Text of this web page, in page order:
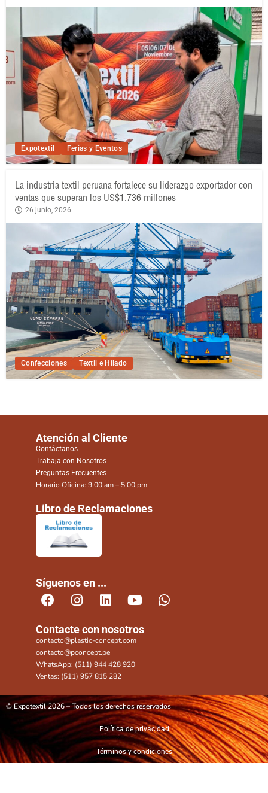
Expotextil Ferias y Eventos
Confecciones Textil e Hilado
La industria textil peruana fortalece su liderazgo exportador con
ventas que superan los US$1.736 millones
26 junio, 2026
Atención al Cliente
Contáctanos
Trabaja con Nosotros
Preguntas Frecuentes
Horario Oficina: 9.00 am – 5.00 pm
Libro de Reclamaciones
Síguenos en ...
Contacte con nosotros
contacto@plastic-concept.com
contacto@pconcept.pe
WhatsApp: (511) 944 428 920
Ventas: (511) 957 815 282
© Expotextil 2026 – Todos los derechos reservados
Política de privacidad
Términos y condiciones